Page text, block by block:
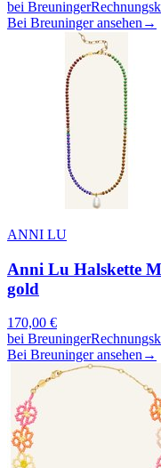
bei Breuninger
Bei Breuninger ansehen →
ANNI LU
Anni Lu Halskette
gold
170,00 €
bei Breuninger
Bei Breuninger ansehen →